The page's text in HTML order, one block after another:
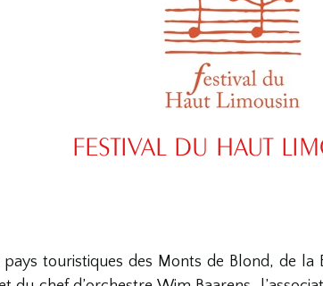
FESTIVAL DU HAUT
pays touristiques des Monts de Blond, de la